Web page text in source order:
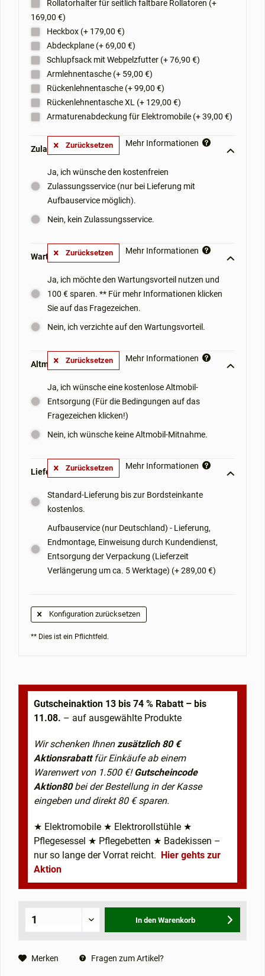
Rollatorhalter für seitlich faltbare Rollatoren (+
169,00 €)
Heckbox (+ 179,00 €)
Abdeckplane (+ 69,00 €)
Schlupfsack mit Webpelzfutter (+ 76,90 €)
Armlehnentasche (+ 59,00 €)
Rückenlehnentasche (+ 99,00 €)
Rückenlehnentasche XL (+ 129,00 €)
Armaturenabdeckung für Elektromobile (+ 39,00 €)
Zulassungsservice: **
Ja, ich wünsche den kostenfreien
Zulassungsservice (nur bei Lieferung mit
Aufbauservice möglich).
Nein, kein Zulassungsservice.
Zurücksetzen Mehr Informationen
Wartungsvorteil: **
Ja, ich möchte den Wartungsvorteil nutzen und
100 € sparen. ** Für mehr Informationen klicken
Sie auf das Fragezeichen.
Nein, ich verzichte auf den Wartungsvorteil.
Zurücksetzen Mehr Informationen
Altmobil-Mitnahme: **
Ja, ich wünsche eine kostenlose Altmobil-
Entsorgung (Für die Bedingungen auf das
Fragezeichen klicken!)
Nein, ich wünsche keine Altmobil-Mitnahme.
Zurücksetzen Mehr Informationen
Lieferoptionen: **
Standard-Lieferung bis zur Bordsteinkante
kostenlos.
Aufbauservice (nur Deutschland) - Lieferung,
Endmontage, Einweisung durch Kundendienst,
Entsorgung der Verpackung (Lieferzeit
Verlängerung um ca. 5 Werktage) (+ 289,00 €)
Zurücksetzen Mehr Informationen
Konfiguration zurücksetzen
** Dies ist ein Pflichtfeld.
Gutscheinaktion 13 bis 74 % Rabatt – bis
11.08. – auf ausgewählte Produkte
Wir schenken Ihnen zusätzlich 80 €
Aktionsrabattfür Einkäufe ab einem
Warenwert von 1.500 €!Gutscheincode
Aktion80bei der Bestellung in der Kasse
eingeben und direkt 80 € sparen.
★ Elektromobile ★ Elektrorollstühle ★
Pflegesessel ★ Pflegebetten ★ Badekissen –
nur so lange der Vorrat reicht. Hier gehts zur
Aktion
In den Warenkorb
Merken Fragen zum Artikel?